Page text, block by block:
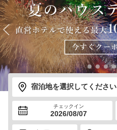
宿泊地を選択してください
チェックイン
2026/08/07